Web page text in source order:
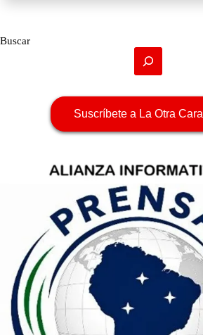
Buscar
Suscríbete a La Otra Cara